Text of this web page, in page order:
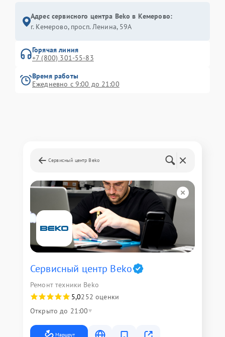
Адрес сервисного центра Beko в Кемерово:
г. Кемерово, просп. Ленина, 59А
Горячая линия
+7 (800) 301-55-83
Время работы
Ежедневно с 9:00 до 21:00
Сервисный центр Beko
Сервисный центр Beko
Ремонт техники Beko
5,0252 оценки
Открыто до 21:00
Маршрут